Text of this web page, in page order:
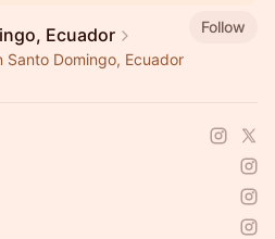
Ecuador
Follow
Domingo, Ecuador